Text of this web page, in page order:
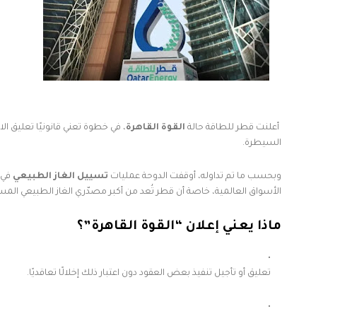
أعلنت قطر للطاقة حالة القوة القاهرة، في خطوة تعني قانونيًا تعليق
السيطرة.
وبحسب ما تم تداوله، أوقفت الدوحة عمليات تسييل الغاز الطبيعي
الأسواق العالمية، خاصة أن قطر تُعد من أكبر مصدّري الغاز الطبيعي
ماذا يعني إعلان “القوة القاهرة”؟
تعليق أو تأجيل تنفيذ بعض العقود دون اعتبار ذلك إخلالًا تعاقديًا.